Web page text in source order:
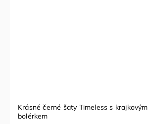
Krásné černé šaty Timeless s krajkovým
bolérkem